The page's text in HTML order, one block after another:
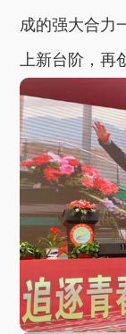
成的强大合力
上新台阶，再